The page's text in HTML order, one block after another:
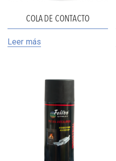
COLA DE CONTACTO
Leer más